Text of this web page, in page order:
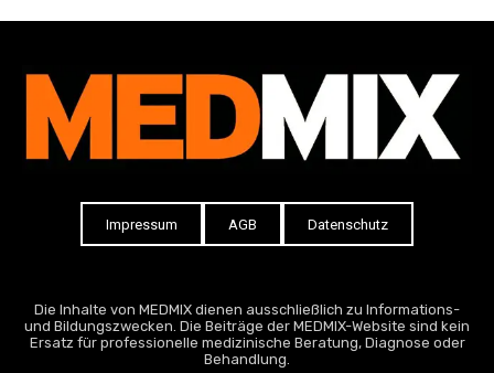
Impressum AGB Datenschutz
Die Inhalte von MEDMIX dienen ausschließlich zu Informations-
und Bildungszwecken. Die Beiträge der MEDMIX-Website sind kein
Ersatz für professionelle medizinische Beratung, Diagnose oder
Behandlung.